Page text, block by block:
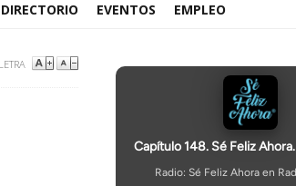
DIRECTORIO EVENTOS EMPLEO